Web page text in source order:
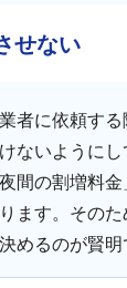
せない
者に依頼す
ないように
間の割増料
ます。その
めるのが賢明